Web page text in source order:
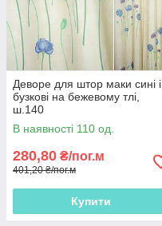
Деворе для штор маки сині і
бузкові на бежевому тлі,
ш.140
В наявності 110 од.
280,80 ₴/пог.м
401,20 ₴/пог.м
Купити